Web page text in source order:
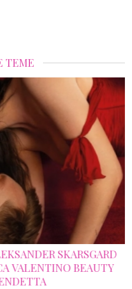
TEME
SKARSGARD
VALENTINO BEAUTY